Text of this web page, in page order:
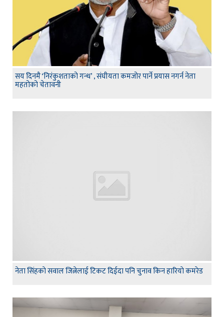
सय दिनमै ‘निरंकुशताको गन्ध’ , संघीयता कमजोर पार्ने प्रयास नगर्न नेता
महतोको चेतावनी
नेता सिंहकाे सवाल जित्नेलाई टिकट दिईदा पनि चुनाव किन हारियाे कमरेड